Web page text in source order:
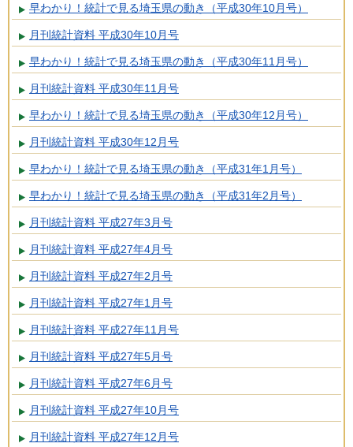
早わかり！統計で見る埼玉県の動き（平成30年10月号）
月刊統計資料 平成30年10月号
早わかり！統計で見る埼玉県の動き（平成30年11月号）
月刊統計資料 平成30年11月号
早わかり！統計で見る埼玉県の動き（平成30年12月号）
月刊統計資料 平成30年12月号
早わかり！統計で見る埼玉県の動き（平成31年1月号）
早わかり！統計で見る埼玉県の動き（平成31年2月号）
月刊統計資料 平成27年3月号
月刊統計資料 平成27年4月号
月刊統計資料 平成27年2月号
月刊統計資料 平成27年1月号
月刊統計資料 平成27年11月号
月刊統計資料 平成27年5月号
月刊統計資料 平成27年6月号
月刊統計資料 平成27年10月号
月刊統計資料 平成27年12月号